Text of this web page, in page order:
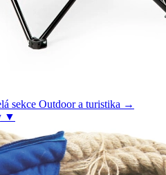
sekce Outdoor a turistika →
▼